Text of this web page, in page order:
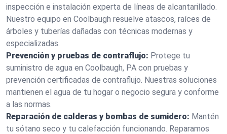
inspección e instalación experta de líneas de alcantarillado.
Nuestro equipo en Coolbaugh resuelve atascos, raíces de
árboles y tuberías dañadas con técnicas modernas y
especializadas.
Prevención y pruebas de contraflujo: Protege tu
suministro de agua en Coolbaugh, PA con pruebas y
prevención certificadas de contraflujo. Nuestras soluciones
mantienen el agua de tu hogar o negocio segura y conforme
a las normas.
Reparación de calderas y bombas de sumidero: Mantén
tu sótano seco y tu calefacción funcionando. Reparamos